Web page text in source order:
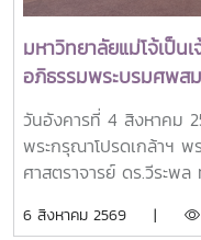
Professor Yang Bin ,
University Council
มหาวิทยาลัยแห่งชาติสิงค
สภามหาวิทยาลัยชิงหวา
4 แห่ง ได้แก่ ที่ประชุมอธิ
อธิการบดีมหาวิทยาลัยร
มหาวิทยาลัยเทคโนโลยี
แลกเปลี่ยนประสบการณ์
มหาวิทยาลัยแม่โจ้เป็น
อภิธรรมพระบรมศพส
ราชินีนาถ พระบรมรา
ถวายบังคมพระศพ สม
ภา นเรนทิราเทพยว
วันอังคารที่ 4 สิงหาคม
พระกรุณาโปรดเกล้าฯ พ
ศาสตราจารย์ ดร.วีระพ
บุคลากร รวมจำนวน 25
6 สิงหาคม 2569 |